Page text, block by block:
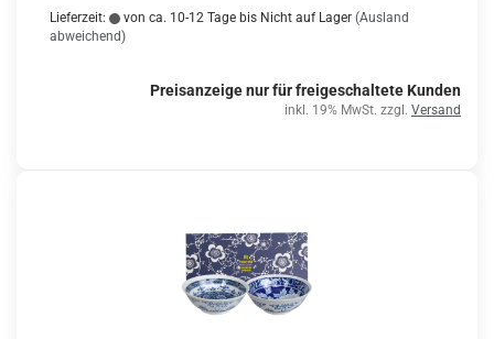
Lieferzeit: von ca. 10-12 Tage bis Nicht auf Lager (Ausland
abweichend)
Preisanzeige nur für freigeschaltete Kunden
inkl. 19% MwSt. zzgl. Versand